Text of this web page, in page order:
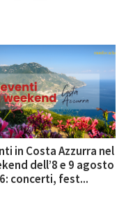
in Costa Azzurra nel
dell’8 e 9 agosto
concerti, fest...